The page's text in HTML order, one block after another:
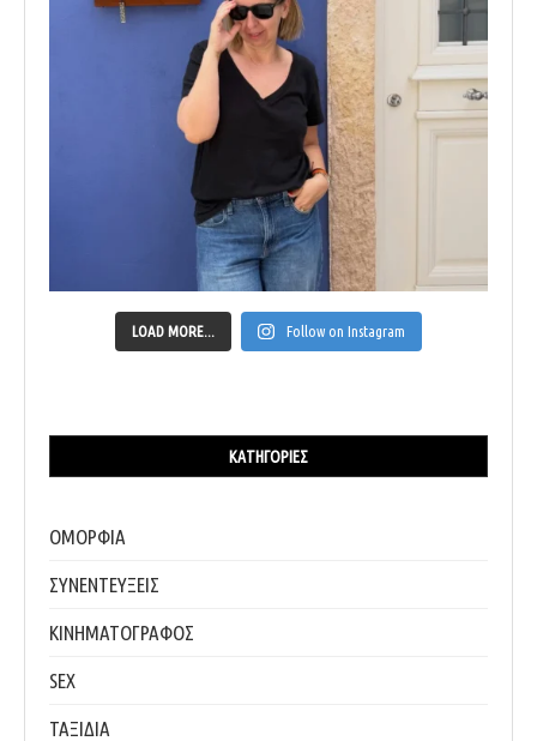
LOAD MORE... Follow on Instagram
ΚΑΤΗΓΟΡΊΕΣ
ΟΜΟΡΦΙΑ
ΣΥΝΕΝΤΕΥΞΕΙΣ
ΚΙΝΗΜΑΤΟΓΡΑΦΟΣ
SEX
ΤΑΞΙΔΙΑ